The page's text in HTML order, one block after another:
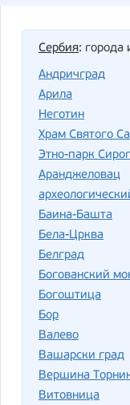
Сербия: города
Андричград
Арила
Неготин
Храм Святого
Этно-парк
Аранджеловац
Баина-Башта
Бела-Црква
Белград
Богованский
Богоштица
Бор
Валево
Вашарски град
Вершина
Витовница